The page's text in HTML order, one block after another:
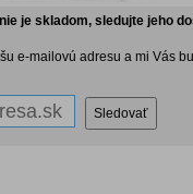
je skladom, sledujte jeho
e-mailovú adresu a mi Vás